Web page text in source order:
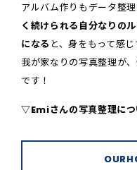
アルバム作りもデータ整理
く続けられる自分なりの
になる と、身をもって感じ
我が家なりの写真整理が
です！
▽Emiさんの写真整理につ